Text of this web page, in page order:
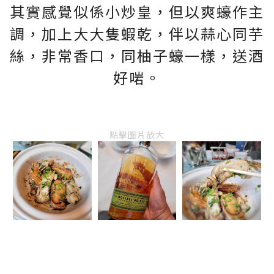
其實感覺似係小炒皇，但以爽蠔作主
調，加上大大隻蝦乾，伴以蒜心同芋
絲，非常香口，同柚子蠔一樣，送酒
好啱。
點擊圖片放大